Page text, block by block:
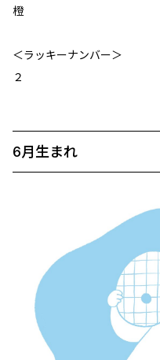
橙
＜ラッキーナンバー＞
２
6月生まれ